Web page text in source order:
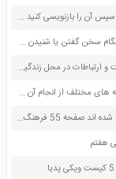
با توجه به جدول واژه ها و نماد ها نخست متن زیر را بخوانید و سپس آن را بازنویسی کنید صفحه 32 کتاب نگارش پنجم
با نظرخواهی از والدین یا اعضای بزرگ تر خانواده بنویسید که هنگام سخن گفتن یا شنیدن سخنان دیگران چه نکاتی باید رعایت شود نوشته خود را در کلاس ارائه دهید صفحه 48 تفکر و سبک زندگی هشتم
با راهنمایی معلم از موزه ارتباطات یا یکی از مراکز مخابرات پست و ارتباطات در محل زندگیتان بازدید و به طور گروهی گزارشی تهیه کنید صفحه 46 مطالعات اجتماعی هشتم
برخی افراد مخالف دستورات خداوند مانند نماز نیستند اما با بهانه های مختلف از انجام آن شانه خالی می کنند آیا این افراد می توانند ادعا کنند که ما خدا را دوست داریم؟ چرا؟ صفحه 118 دین و زندگی دهم
بیشترین آثار نگاشتار محیطی محل زندگی شما به چه روشی اجرا شده اند صفحه 55 فرهنگ و هنر نهم